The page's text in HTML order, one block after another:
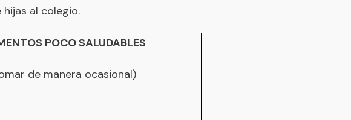
al colegio.
POCO SALUDABLES
de manera ocasional)